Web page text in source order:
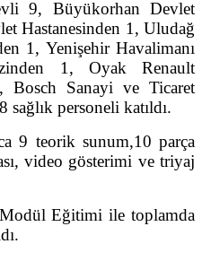
9, Büyükorhan Devlet
Hastanesinden 1, Uludağ
1, Yenişehir Havalimanı
1, Oyak Renault
Bosch Sanayi ve Ticaret
sağlık personeli katıldı.
9 teorik sunum,10 parça
video gösterimi ve triyaj
Eğitimi ile toplamda